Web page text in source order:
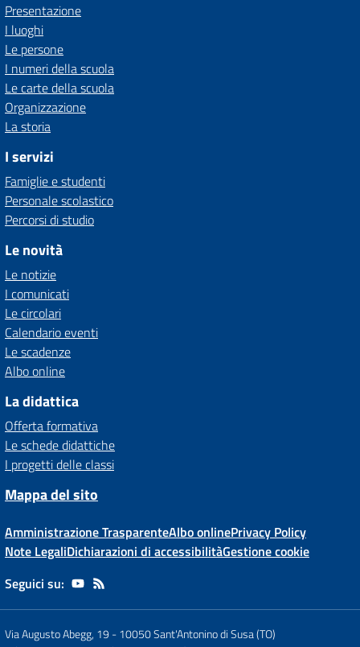
Presentazione
I luoghi
Le persone
I numeri della scuola
Le carte della scuola
Organizzazione
La storia
I servizi
Famiglie e studenti
Personale scolastico
Percorsi di studio
Le novità
Le notizie
I comunicati
Le circolari
Calendario eventi
Le scadenze
Albo online
La didattica
Offerta formativa
Le schede didattiche
I progetti delle classi
Mappa del sito
Amministrazione TrasparenteAlbo onlinePrivacy Policy
Note LegaliDichiarazioni di accessibilitàGestione cookie
Seguici su:
Via Augusto Abegg, 19 -10050 Sant'Antonino di Susa (TO)